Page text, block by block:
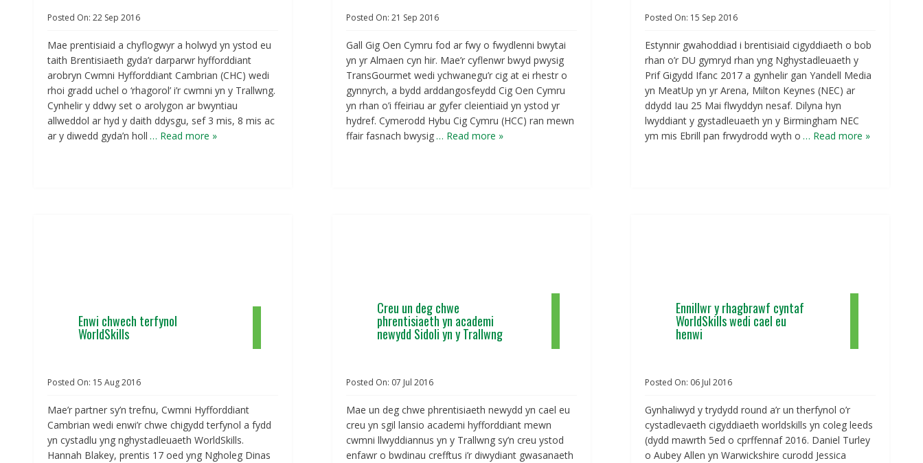
Posted On:22 Sep 2016
Mae prentisiaid a chyflogwyr a holwyd yn ystod eu
taith Brentisiaeth gyda’r darparwr hyfforddiant
arobryn Cwmni Hyfforddiant Cambrian (CHC) wedi
rhoi gradd uchel o ‘rhagorol’ i’r cwmni yn y Trallwng.
Cynhelir y ddwy set o arolygon ar bwyntiau
allweddol ar hyd y daith ddysgu, sef 3 mis, 8 mis ac
ar y diwedd gyda’n holl … Read more »
Posted On:21 Sep 2016
Gall Gig Oen Cymru fod ar fwy o fwydlenni bwytai
yn yr Almaen cyn hir. Mae’r cyflenwr bwyd pwysig
TransGourmet wedi ychwanegu’r cig at ei rhestr o
gynnyrch, a bydd arddangosfeydd Cig Oen Cymru
yn rhan o’i ffeiriau ar gyfer cleientiaid yn ystod yr
hydref. Cymerodd Hybu Cig Cymru (HCC) ran mewn
ffair fasnach bwysig… Read more »
Posted On: 15 Sep 2016
Estynnir gwahoddiad i brentisiaid cigyddiaeth o bob
rhan o’r DU gymryd rhan yng Nghystadleuaeth y
Prif Gigydd Ifanc 2017 a gynhelir gan Yandell Media
yn MeatUp yn yr Arena, Milton Keynes (NEC) ar
ddydd Iau 25 Mai flwyddyn nesaf. Dilyna hyn
lwyddiant y gystadleuaeth yn y Birmingham NEC
ym mis Ebrill pan frwydrodd wyth o … Read more »
Enwi chwech terfynol
WorldSkills
Posted On: 15 Aug2016
Mae’r partner sy’n trefnu, Cwmni Hyfforddiant
Cambrian wedi enwi’r chwe chigydd terfynol a fydd
yn cystadlu yng nghystadleuaeth WorldSkills.
Hannah Blakey, prentis 17 oed yng Ngholeg Dinas
Creu un deg chwe
phrentisiaeth yn academi
newydd Sidoli yn y Trallwng
Posted On: 07 Jul 2016
Mae un deg chwe phrentisiaeth newydd yn cael eu
creu yn sgil lansio academi hyfforddiant mewn
cwmni llwyddiannus yn y Trallwng sy’n creu ystod
enfawr o bwdinau crefftus i’r diwydiant gwasanaeth
Ennillwr y rhagbrawf cyntaf
WorldSkills wedi cael eu
henwi
Posted On: 06 Jul 2016
Gynhaliwyd y trydydd round a’r un therfynol o’r
cystadlevaeth cigyddiaeth worldskills yn coleg leeds
(dydd mawrth 5ed o cprffennaf 2016. Daniel Turley
o Aubey Allen yn Warwickshire curodd Jessica